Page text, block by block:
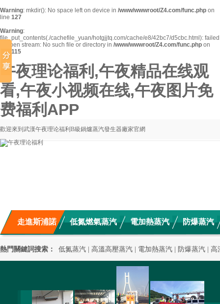
Warning: mkdir(): No space left on device in /www/wwwroot/Z4.com/func.php on
line 127
Warning:
file_put_contents(./cachefile_yuan/hotgjjtq.com/cache/e8/42bc7/d5cbc.html): failed
to open stream: No such file or directory in /www/wwwroot/Z4.com/func.php on
line 115
午夜理论福利,午夜精品在线观
看,午夜小视频在线,午夜图片免
费福利APP
歡迎來到武漢午夜理论福利B級鍋爐蒸汽發生器廠家官網
走進斯浦諾 低氮燃氣蒸汽 電加熱蒸汽 防爆蒸汽
新聞動態 混凝土養護 應用案例 高溫高壓蒸汽
熱門關鍵詞搜索： 低氮蒸汽 高溫高壓蒸汽 電加熱蒸汽 防爆蒸汽 高